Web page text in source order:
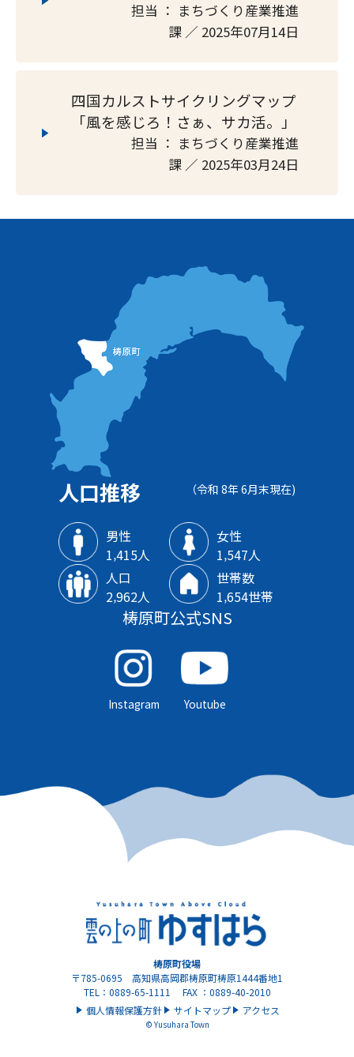
担当 ： まちづくり産業推進
課 ／ 2025年07月14日
四国カルストサイクリングマップ
「風を感じろ！さぁ、サカ活。」
担当 ： まちづくり産業推進
課 ／ 2025年03月24日
人口推移 （令和 8年 6月末現在)
男性
1‚415人
女性
1‚547人
人口
2‚962人
世帯数
1‚654世帯
梼原町公式SNS
Instagram Youtube
梼原町役場
〒785-0695 高知県高岡郡梼原町梼原1444番地1
TEL：0889-65-1111 FAX ：0889-40-2010
個人情報保護方針
サイトマップ アクセス
© Yusuhara Town